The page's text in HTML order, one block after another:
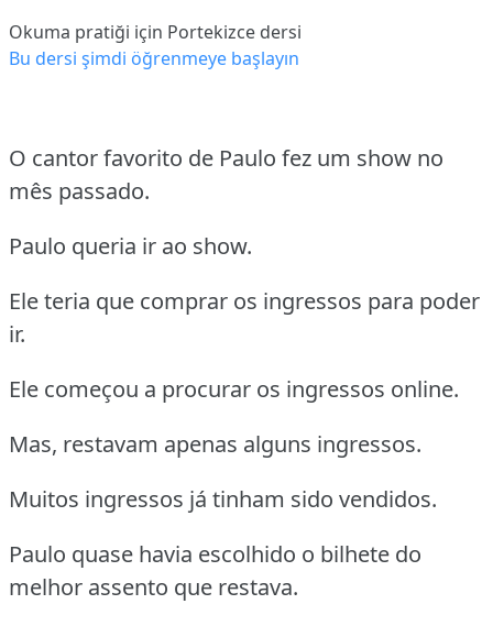
Okuma pratiği için Portekizce dersi
Bu dersi şimdi öğrenmeye başlayın
O cantor favorito de Paulo fez um show no
mês passado.
Paulo queria ir ao show.
Ele teria que comprar os ingressos para poder
ir.
Ele começou a procurar os ingressos online.
Mas, restavam apenas alguns ingressos.
Muitos ingressos já tinham sido vendidos.
Paulo quase havia escolhido o bilhete do
melhor assento que restava.